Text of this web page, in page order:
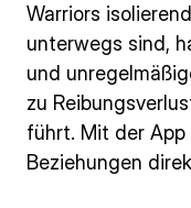
Warriors
unterwegs sind,
und
zu
führt. Mit der App
Beziehungen